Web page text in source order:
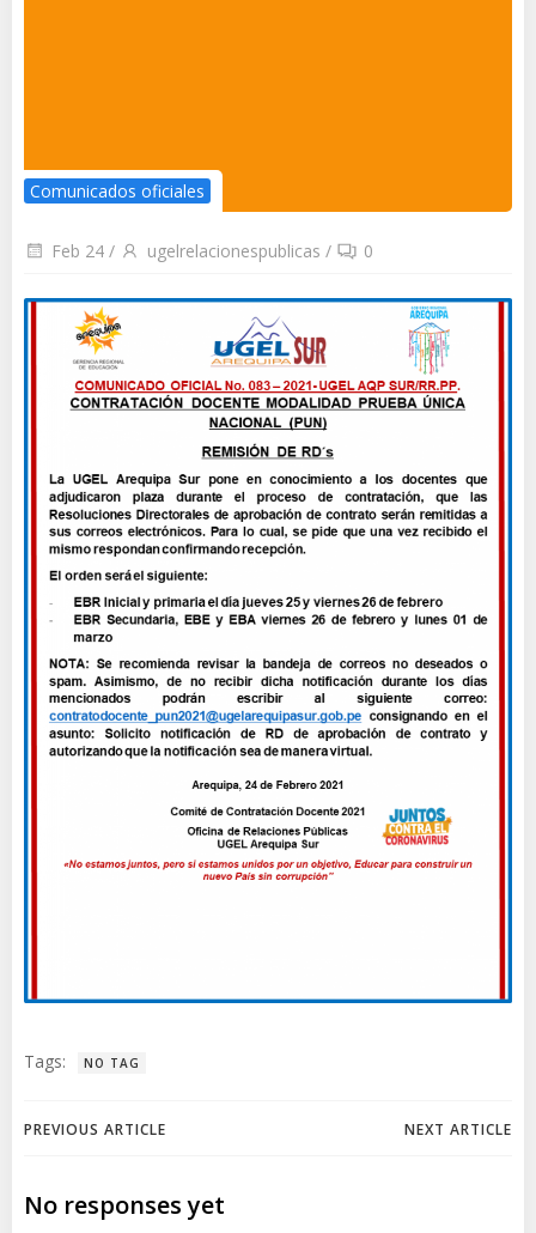
Comunicados oficiales
Feb 24 / ugelrelacionespublicas / 0
Tags: NO TAG
Navegación
de
PREVIOUS ARTICLE
Navegación
NEXT ARTICLE
No responses yet